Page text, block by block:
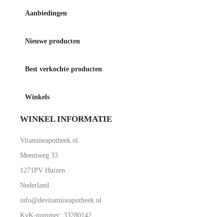
Aanbiedingen
Nieuwe producten
Best verkochte producten
Winkels
WINKEL INFORMATIE
Vitamineapotheek.nl
Meentweg 33
1271PV Huizen
Nederland
info@devitamineapotheek.nl
KvK-nummer: 33280142